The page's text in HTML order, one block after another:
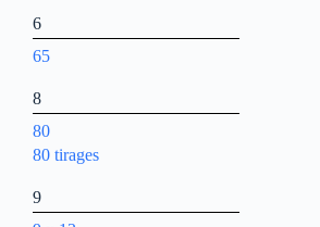
6
65
8
80
80 tirages
9